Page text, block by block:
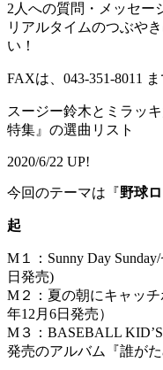
2人への質問・メッセー
リアルタイムのつぶや
い！
FAXは、043-351-8011 ま
スージー鈴木とミラッ
特集』の選曲リスト
2020/6/22 UP!
今回のテーマは『野球
起
M１：Sunny Day
日発売)
M２：夏の朝にキャッ
年12月6日発売）
M３：BASEBALL
発売のアルバム『誰が